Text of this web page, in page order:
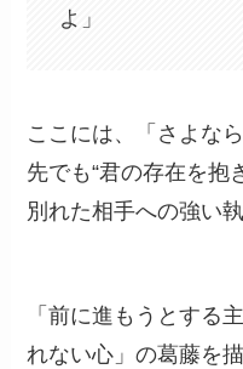
よ」
ここには、「さよな
先でも“君の存在を抱
別れた相手への強い
「前に進もうとする
れない心」の葛藤を